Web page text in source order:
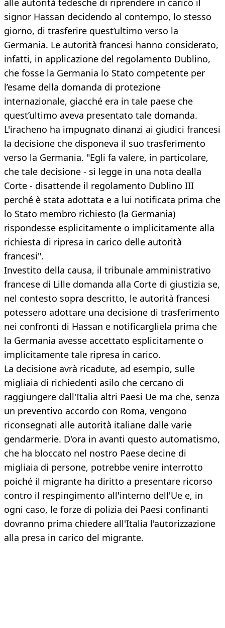
alle autorità tedesche di riprendere in carico il
signor Hassan decidendo al contempo, lo stesso
giorno, di trasferire quest’ultimo verso la
Germania. Le autorità francesi hanno considerato,
infatti, in applicazione del regolamento Dublino,
che fosse la Germania lo Stato competente per
l’esame della domanda di protezione
internazionale, giacché era in tale paese che
quest’ultimo aveva presentato tale domanda.
L'iracheno ha impugnato dinanzi ai giudici francesi
la decisione che disponeva il suo trasferimento
verso la Germania. "Egli fa valere, in particolare,
che tale decisione - si legge in una nota dealla
Corte - disattende il regolamento Dublino III
perché è stata adottata e a lui notificata prima che
lo Stato membro richiesto (la Germania)
rispondesse esplicitamente o implicitamente alla
richiesta di ripresa in carico delle autorità
francesi".
Investito della causa, il tribunale amministrativo
francese di Lille domanda alla Corte di giustizia se,
nel contesto sopra descritto, le autorità francesi
potessero adottare una decisione di trasferimento
nei confronti di Hassan e notificargliela prima che
la Germania avesse accettato esplicitamente o
implicitamente tale ripresa in carico.
La decisione avrà ricadute, ad esempio, sulle
migliaia di richiedenti asilo che cercano di
raggiungere dall'Italia altri Paesi Ue ma che, senza
un preventivo accordo con Roma, vengono
riconsegnati alle autorità italiane dalle varie
gendarmerie. D'ora in avanti questo automatismo,
che ha bloccato nel nostro Paese decine di
migliaia di persone, potrebbe venire interrotto
poiché il migrante ha diritto a presentare ricorso
contro il respingimento all'interno dell'Ue e, in
ogni caso, le forze di polizia dei Paesi confinanti
dovranno prima chiedere all'Italia l'autorizzazione
alla presa in carico del migrante.